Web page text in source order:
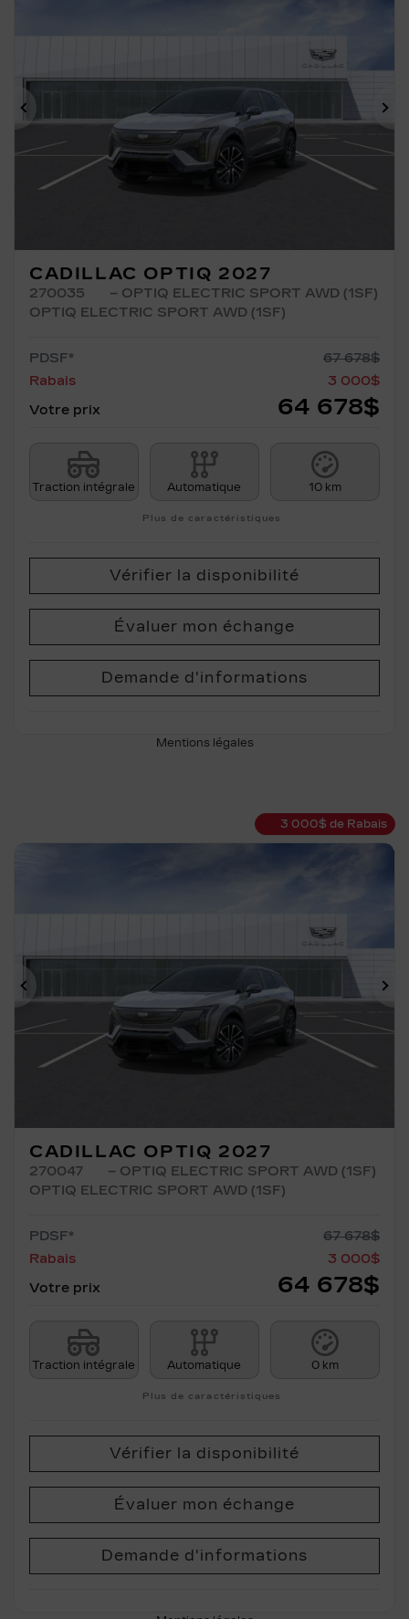
Précédent
CADILLAC OPTIQ 2027
270035
– OPTIQ ELECTRIC SPORT AWD (1SF)
OPTIQ ELECTRIC SPORT AWD (1SF)
PDSF* 67 678$
Rabais
3 000$
Votre prix
64 678$
Traction intégrale Automatique 10 km
Plus de caractéristiques
Vérifier la disponibilité
Évaluer mon échange
Demande d'informations
Mentions légales
3 000$ de Rabais
Précédent
CADILLAC OPTIQ 2027
270047
– OPTIQ ELECTRIC SPORT AWD (1SF)
OPTIQ ELECTRIC SPORT AWD (1SF)
PDSF* 67 678$
Rabais
3 000$
Votre prix
64 678$
Traction intégrale Automatique 0 km
Plus de caractéristiques
Vérifier la disponibilité
Évaluer mon échange
Demande d'informations